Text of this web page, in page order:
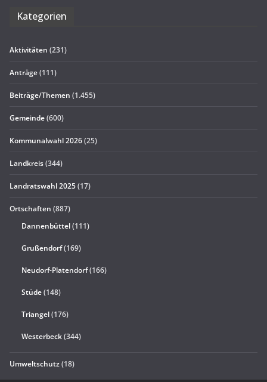
Kate­go­rien
Aktivitäten (231)
Anträge(111)
Beiträge/Themen (1.455)
Gemeinde(600)
Kommunalwahl 2026(25)
Landkreis(344)
Landratswahl 2025(17)
Ortschaften (887)
Dannenbüttel(111)
Grußendorf(169)
Neudorf-Platendorf(166)
Stüde(148)
Triangel(176)
Westerbeck(344)
Umweltschutz(18)